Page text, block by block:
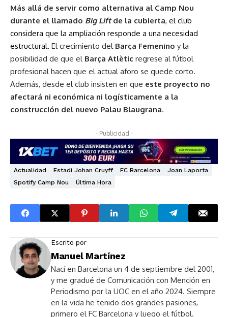
Más allá de servir como alternativa al Camp Nou
durante el llamado Big Liftde la cubierta, el club
considera que la ampliación responde a una necesidad
estructural. El crecimiento del Barça Femenino y la
posibilidad de que el Barça Atlètic regrese al fútbol
profesional hacen que el actual aforo se quede corto.
Además, desde el club insisten en que este proyecto no
afectará ni económica ni logísticamente a la
construcción del nuevo Palau Blaugrana.
- Publicidad -
Actualidad Estadi Johan Cruyff FC Barcelona
Joan Laporta
Spotify Camp Nou
Última Hora
Escrito por
Manuel Martínez
Nací en Barcelona un 4 de septiembre del 2001,
y me gradué de Comunicación con Mención en
Periodismo por la UOC en el año 2024. Siempre
en la vida he tenido dos grandes pasiones,
primero el FC Barcelona y luego el fútbol.